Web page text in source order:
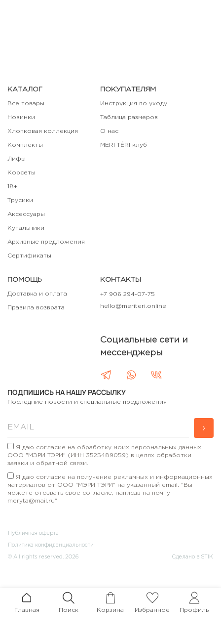
КАТАЛОГ
Все товары
Новинки
Хлопковая коллекция
Комплекты
Лифы
Корсеты
18+
Трусики
Аксессуары
Купальники
Архивные предложения
Сертификаты
ПОКУПАТЕЛЯМ
Инструкция по уходу
Таблица размеров
О нас
MERI TÉRI клуб
ПОМОЩЬ
Доставка и оплата
Правила возврата
КОНТАКТЫ
+7 906 294-07-75
hello@meriteri.online
Социальные сети и
мессенджеры
ПОДПИШИСЬ НА НАШУ РАССЫЛКУ
Последние новости и специальные предложения
›
Я даю согласие на обработку моих персональных данных
ООО "МЭРИ ТЭРИ" (ИНН 3525489059) в целях обработки
заявки и обратной связи.
Я даю согласие на получение рекламных и информационных
материалов от ООО "МЭРИ ТЭРИ" на указанный email. "Вы
можете отозвать своё согласие, написав на почту
meryta@mail.ru"
Публичная оферта
Политика конфиденциальности
© All rights reserved. 2026 Сделано в STIK
Главная Поиск Корзина Избранное Профиль